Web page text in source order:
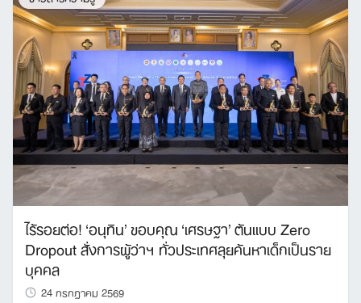
ไร้รอยต่อ! ‘อนุทิน’ ขอบคุณ ‘เศรษฐา’ ต้นแบบ Zero
Dropout สั่งการผู้ว่าฯ ทั่วประเทศลุยค้นหาเด็กเป็นราย
บุคคล
24 กรกฎาคม 2569